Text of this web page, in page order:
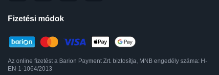
Fizetési módok
Az online fizetést a Barion Payment Zrt. biztosítja, MNB engedély száma: H-
EN-1-1064/2013